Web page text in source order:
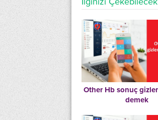
Other Hb sonuç
demek